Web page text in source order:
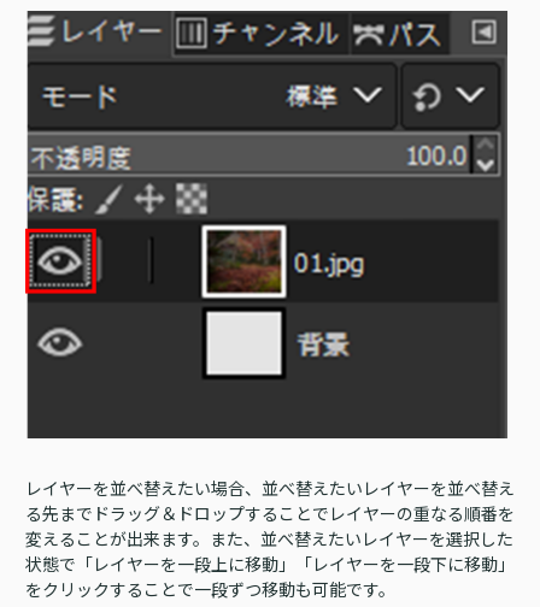
レイヤーを並べ替えたい場合、並べ替えたいレイヤーを並べ替え
る先までドラッグ＆ドロップすることでレイヤーの重なる順番を
変えることが出来ます。また、並べ替えたいレイヤーを選択した
状態で「レイヤーを一段上に移動」「レイヤーを一段下に移動」
をクリックすることで一段ずつ移動も可能です。